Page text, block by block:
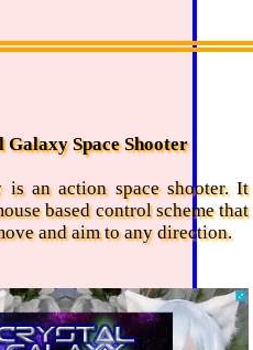
Galaxy Space Shooter
is an action space shooter. It
based control scheme that
and aim to any direction.